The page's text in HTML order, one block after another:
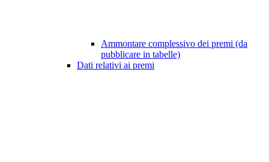
Ammontare complessivo dei premi (da
pubblicare in tabelle)
Dati relativi ai premi